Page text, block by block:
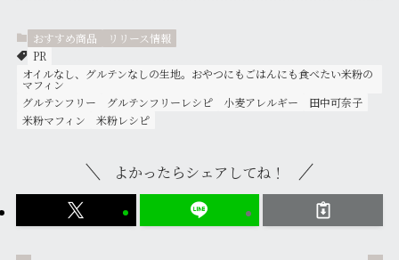
おすすめ商品
リリース情報
PR
オイルなし、グルテンなしの生地。おやつにもごはんにも食べたい米粉の
マフィン
グルテンフリー
グルテンフリーレシピ 小麦アレルギー
田中可奈子
米粉マフィン
米粉レシピ
よかったらシェアしてね！